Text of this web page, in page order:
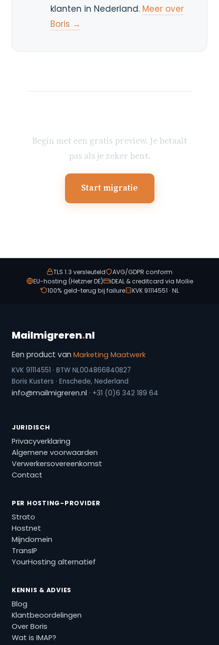
klanten in Nederland. Meer over
Boris →
Begin met een gratis preview. Je betaalt
pas als je zeker bent.
Start migratie
TLS 1.3 versleuteld
AVG/GDPR conform
EU-hosting (Hetzner DE)
iDEAL & creditcard via Mollie
100% geld-terug bij failure
KVK 91114551 · NL
Mailmigreren.nl
Een product van Marketing Maatwerk
KVK 91114551 · BTW NL004866840B27
Boris Kusters · Enschede, Nederland
info@mailmigreren.nl · +31 (0)6 342 189 64
JURIDISCH
Privacyverklaring
Algemene voorwaarden
Verwerkersovereenkomst
Contact
PER HOSTING-PROVIDER
Strato
Hostnet
Mijndomein
TransIP
YourHosting alternatief
KENNIS & ADVIES
Blog
Klantbeoordelingen
Over Boris
Wat is IMAP?